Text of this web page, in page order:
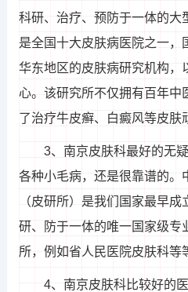
科研、治疗、预防于一体的大
是全国十大皮肤病医院之一，
华东地区的皮肤病研究机构，
心。该研究所不仅拥有百年中
了治疗牛皮癣、白癜风等皮肤
3、南京皮肤科最好的无
各种小毛病，还是很靠谱的。
（皮研所）是我们国家最早成
研、防于一体的唯一国家级专
所，例如省人民医院皮肤科等
4、南京皮肤科比较好的